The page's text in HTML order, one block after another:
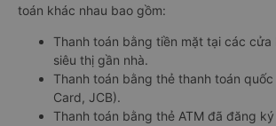
toán khác nhau bao gồm:
Thanh toán bằng tiền mặt tại các cửa
siêu thị gần nhà.
Thanh toán bằng thẻ thanh toán
Card, JCB).
Thanh toán bằng thẻ ATM đã đăng